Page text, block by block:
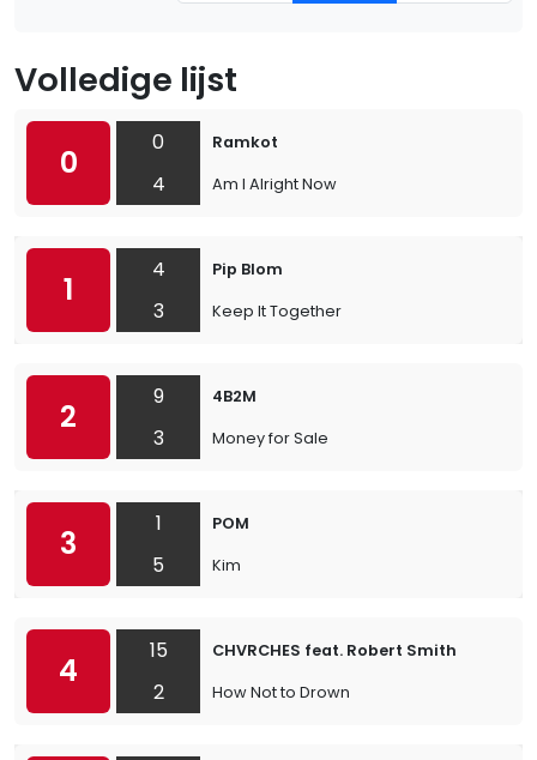
Volledige lijst
0
0
4
Ramkot
Am I Alright Now
1
4
3
Pip Blom
Keep It Together
2
9
3
4B2M
Money for Sale
3
1
5
POM
Kim
4
15
2
CHVRCHES feat. Robert Smith
How Not to Drown